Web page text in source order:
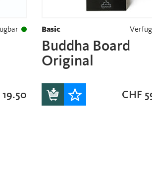
19.50
Basic
Buddha Board
Original
CHF